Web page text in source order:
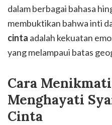
dalam berbagai bahasa
membuktikan bahwa inti
cinta adalah kekuatan
yang melampaui batas
Cara
Menghayati
Cinta